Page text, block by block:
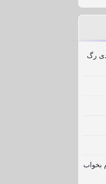
رگ
بخواب